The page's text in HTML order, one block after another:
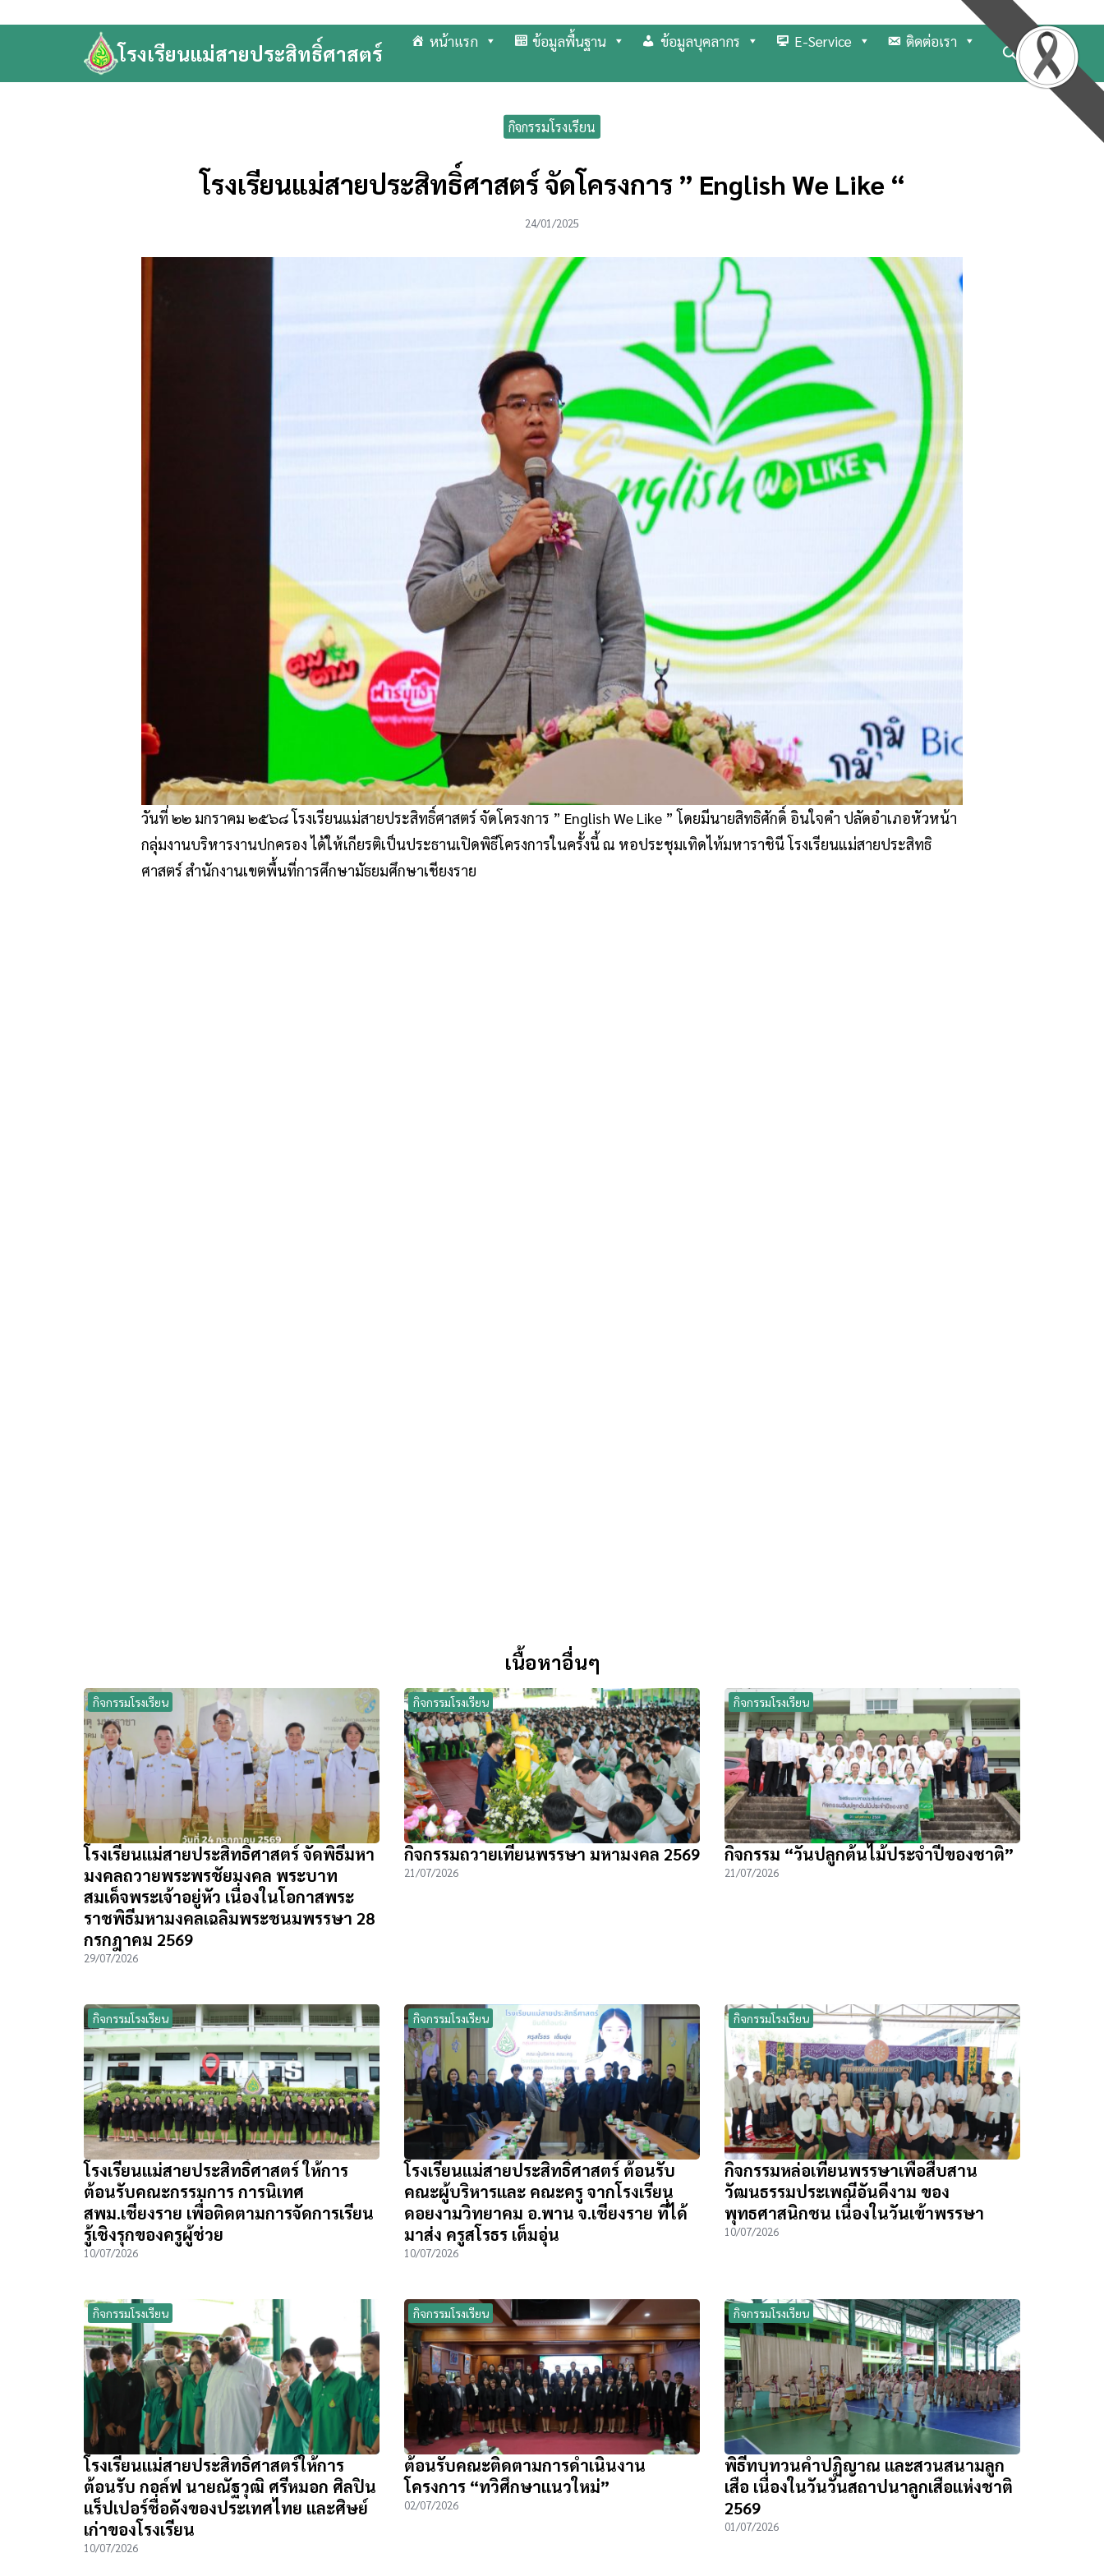
to
โรงเรียนแม่สายประสิทธิ์ศาสตร์ หน้าแรก ข้อมูลพื้นฐาน ข้อมูลบุคลากร E-Service ติดต่อเรา
Search
for:
กิจกรรมโรงเรียน
โรงเรียนแม่สายประสิทธิ์ศาสตร์ จัดโครงการ ” English We Like “
24/01/2025
วันที่ ๒๒ มกราคม ๒๕๖๘ โรงเรียนแม่สายประสิทธิ์ศาสตร์ จัดโครงการ ” English We Like ” โดยมีนายสิทธิศักดิ์ อินใจคำ ปลัดอำเภอหัวหน้า
กลุ่มงานบริหารงานปกครอง ได้ให้เกียรติเป็นประธานเปิดพิธีโครงการในครั้งนี้ ณ หอประชุมเทิดไท้มหาราชินี โรงเรียนแม่สายประสิทธิ
ศาสตร์ สำนักงานเขตพื้นที่การศึกษามัธยมศึกษาเชียงราย
เนื้อหาอื่นๆ
กิจกรรมโรงเรียน
โรงเรียนแม่สายประสิทธิ์ศาสตร์ จัดพิธีมหา
มงคลถวายพระพรชัยมงคล พระบาท
สมเด็จพระเจ้าอยู่หัว เนื่องในโอกาสพระ
ราชพิธีมหามงคลเฉลิมพระชนมพรรษา 28
กรกฎาคม 2569
29/07/2026
กิจกรรมโรงเรียน
กิจกรรมถวายเทียนพรรษา มหามงคล 2569
21/07/2026
กิจกรรมโรงเรียน
กิจกรรม “วันปลูกต้นไม้ประจำปีของชาติ”
21/07/2026
กิจกรรมโรงเรียน
โรงเรียนแม่สายประสิทธิ์ศาสตร์ ให้การ
ต้อนรับคณะกรรมการ การนิเทศ
สพม.เชียงราย เพื่อติดตามการจัดการเรียน
รู้เชิงรุกของครูผู้ช่วย
10/07/2026
กิจกรรมโรงเรียน
โรงเรียนแม่สายประสิทธิ์ศาสตร์ ต้อนรับ
คณะผู้บริหารและ คณะครู จากโรงเรียน
ดอยงามวิทยาคม อ.พาน จ.เชียงราย ที่ได้
มาส่ง ครูสโรธร เต็มอุ่น
10/07/2026
กิจกรรมโรงเรียน
กิจกรรมหล่อเทียนพรรษาเพื่อสืบสาน
วัฒนธรรมประเพณีอันดีงาม ของ
พุทธศาสนิกชน เนื่องในวันเข้าพรรษา
10/07/2026
กิจกรรมโรงเรียน
โรงเรียนแม่สายประสิทธิ์ศาสตร์ให้การ
ต้อนรับ กอล์ฟ นายณัฐวุฒิ ศรีหมอก ศิลปิน
แร็ปเปอร์ชื่อดังของประเทศไทย และศิษย์
เก่าของโรงเรียน
10/07/2026
กิจกรรมโรงเรียน
ต้อนรับคณะติดตามการดำเนินงาน
โครงการ “ทวิศึกษาแนวใหม่”
02/07/2026
กิจกรรมโรงเรียน
พิธีทบทวนคำปฏิญาณ และสวนสนามลูก
เสือ เนื่องในวันวันสถาปนาลูกเสือแห่งชาติ
2569
01/07/2026